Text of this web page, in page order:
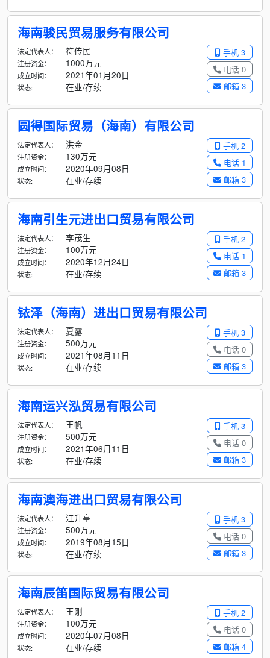
海南骏民贸易服务有限公司
手机 3
电话 0
邮箱 3
法定代表人： 符传民
注册资金： 1000万元
成立时间： 2021年01月20日
状态: 在业/存续
圆得国际贸易（海南）有限公司
手机 2
电话 1
邮箱 3
法定代表人： 洪金
注册资金： 130万元
成立时间： 2020年09月08日
状态: 在业/存续
海南引生元进出口贸易有限公司
手机 2
电话 1
邮箱 3
法定代表人： 李茂生
注册资金： 100万元
成立时间： 2020年12月24日
状态: 在业/存续
铱泽（海南）进出口贸易有限公司
手机 3
电话 0
邮箱 3
法定代表人： 夏露
注册资金： 500万元
成立时间： 2021年08月11日
状态: 在业/存续
海南运兴泓贸易有限公司
手机 3
电话 0
邮箱 3
法定代表人： 王帆
注册资金： 500万元
成立时间： 2021年06月11日
状态: 在业/存续
海南澳海进出口贸易有限公司
手机 3
电话 0
邮箱 3
法定代表人： 江升亭
注册资金： 500万元
成立时间： 2019年08月15日
状态: 在业/存续
海南辰笛国际贸易有限公司
手机 2
电话 0
邮箱 4
法定代表人： 王刚
注册资金： 100万元
成立时间： 2020年07月08日
状态: 在业/存续